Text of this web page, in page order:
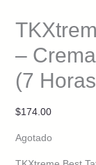
–
(7
$174.00
Agotado